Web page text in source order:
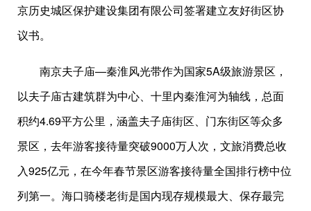
京历史城区保护建设集团有限公司签署建立友好街区协
议书。
南京夫子庙—秦淮风光带作为国家5A级旅游景区，
以夫子庙古建筑群为中心、十里内秦淮河为轴线，总面
积约4.69平方公里，涵盖夫子庙街区、门东街区等众多
景区，去年游客接待量突破9000万人次，文旅消费总收
入925亿元，在今年春节景区游客接待量全国排行榜中位
列第一。海口骑楼老街是国内现存规模最大、保存最完